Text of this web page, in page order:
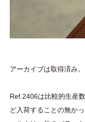
アーカイブは取得済み
Ref.2406は比較的生産
ど入荷することの無か